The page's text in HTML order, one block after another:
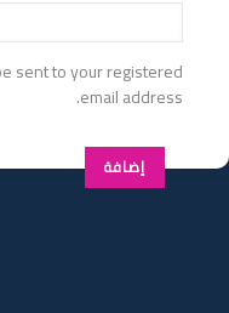
sent to your registered
email address.